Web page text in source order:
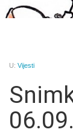
U: Vijesti